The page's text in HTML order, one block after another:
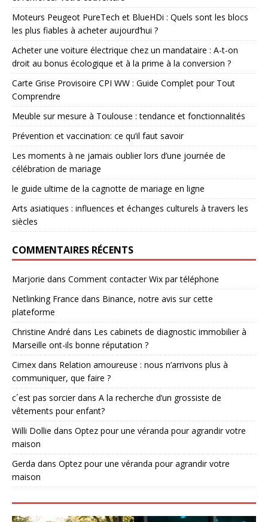
Moteurs Peugeot PureTech et BlueHDi : Quels sont les blocs
les plus fiables à acheter aujourd’hui ?
Acheter une voiture électrique chez un mandataire : A-t-on
droit au bonus écologique et à la prime à la conversion ?
Carte Grise Provisoire CPI WW : Guide Complet pour Tout
Comprendre
Meuble sur mesure à Toulouse : tendance et fonctionnalités
Prévention et vaccination: ce qu’il faut savoir
Les moments à ne jamais oublier lors d’une journée de
célébration de mariage
le guide ultime de la cagnotte de mariage en ligne
Arts asiatiques : influences et échanges culturels à travers les
siècles
COMMENTAIRES RÉCENTS
Marjorie dans Comment contacter Wix par téléphone
Netlinking France dans Binance, notre avis sur cette
plateforme
Christine André dans Les cabinets de diagnostic immobilier à
Marseille ont-ils bonne réputation ?
Cimex dans Relation amoureuse : nous n’arrivons plus à
communiquer, que faire ?
c´est pas sorcierdans A la recherche d’un grossiste de
vêtements pour enfant?
Willi Dollie dans Optez pour une véranda pour agrandir votre
maison
Gerda dans Optez pour une véranda pour agrandir votre
maison